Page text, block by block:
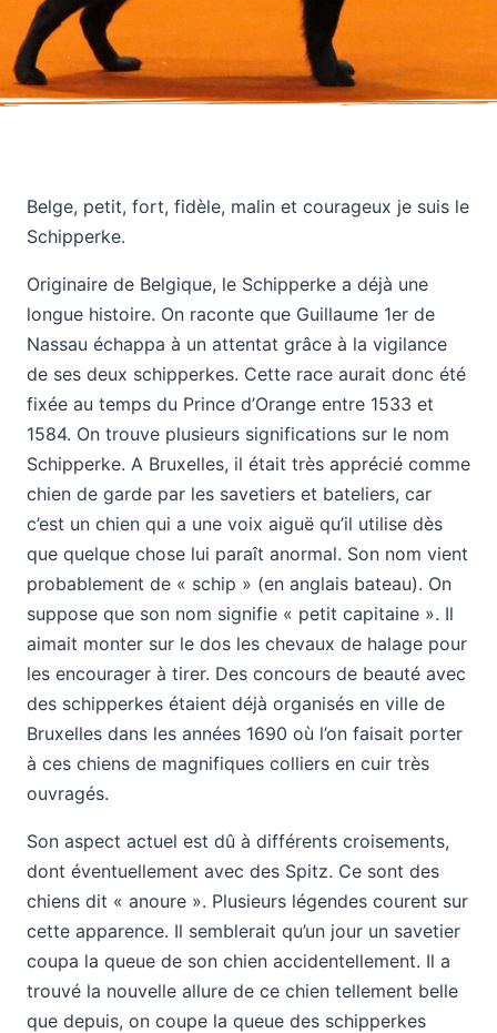
Belge, petit, fort, fidèle, malin et courageux je suis le
Schipperke.
Originaire de Belgique, le Schipperke a déjà une
longue histoire. On raconte que Guillaume 1er de
Nassau échappa à un attentat grâce à la vigilance
de ses deux schipperkes. Cette race aurait donc été
fixée au temps du Prince d’Orange entre 1533 et
1584. On trouve plusieurs significations sur le nom
Schipperke. A Bruxelles, il était très apprécié comme
chien de garde par les savetiers et bateliers, car
c’est un chien qui a une voix aiguë qu’il utilise dès
que quelque chose lui paraît anormal. Son nom vient
probablement de « schip » (en anglais bateau). On
suppose que son nom signifie « petit capitaine ». Il
aimait monter sur le dos les chevaux de halage pour
les encourager à tirer. Des concours de beauté avec
des schipperkes étaient déjà organisés en ville de
Bruxelles dans les années 1690 où l’on faisait porter
à ces chiens de magnifiques colliers en cuir très
ouvragés.
Son aspect actuel est dû à différents croisements,
dont éventuellement avec des Spitz. Ce sont des
chiens dit « anoure ». Plusieurs légendes courent sur
cette apparence. Il semblerait qu’un jour un savetier
coupa la queue de son chien accidentellement. Il a
trouvé la nouvelle allure de ce chien tellement belle
que depuis, on coupe la queue des schipperkes